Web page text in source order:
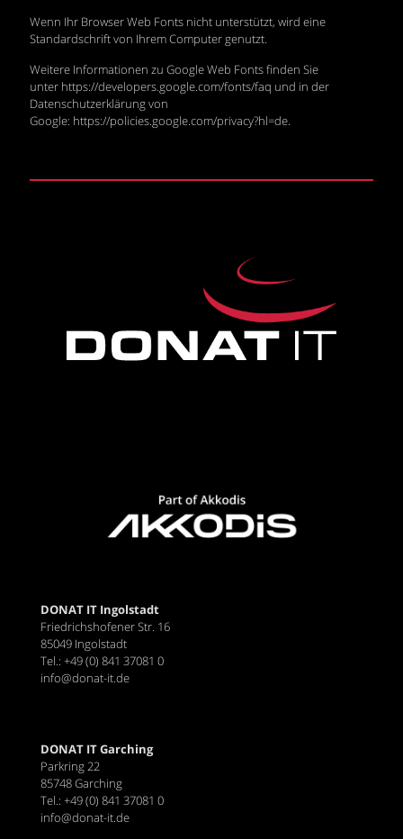
Wenn Ihr Browser Web Fonts nicht unterstützt, wird eine
Standardschrift von Ihrem Computer genutzt.
Weitere Informationen zu Google Web Fonts finden Sie
unter https://developers.google.com/fonts/faq und in der
Datenschutzerklärung von
Google: https://policies.google.com/privacy?hl=de.
DONAT IT Ingolstadt
Friedrichshofener Str. 16
85049 Ingolstadt
Tel.: +49 (0) 841 37081 0
info@donat-it.de
DONAT IT Garching
Parkring 22
85748 Garching
Tel.: +49 (0) 841 37081 0
info@donat-it.de